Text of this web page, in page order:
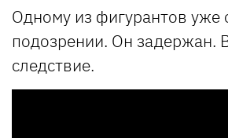
Одному из фигурантов уже
подозрении. Он задержан.
следствие.